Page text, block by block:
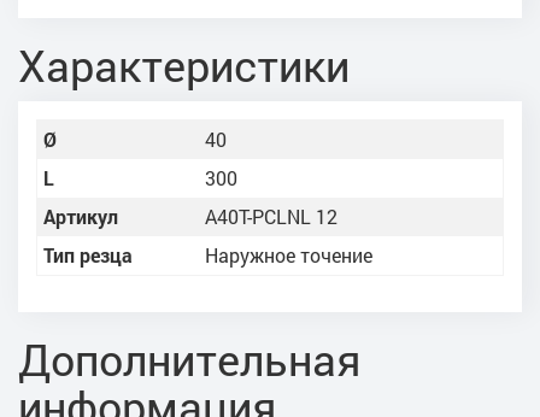
Характеристики
Ø
40
L
300
Артикул
A40T-PCLNL 12
Тип резца
Наружное точение
Дополнительная